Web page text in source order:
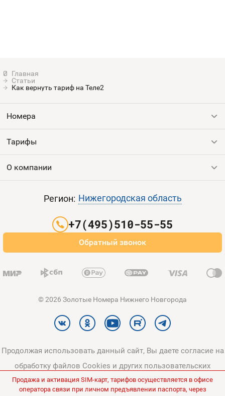
Статьи
Как вернуть тариф на Теле2
Номера
Все номера
Тарифы
Выгодные тарифы
О компании
Оплата и доставка
Регион: Нижегородская область
+7(495)510-55-55
Обратный звонок
© 2026 Золотые Номера Нижнего Новгорода
Продолжая использовать данный сайт, Вы даете согласие на
обработку файлов Cookies и других пользовательских
данных, в соответствии сПолитикой конфиденциальности
Продажа и активация SIM-карт, тарифов осуществляется в офисе
оператора связи при личном предъявлении паспорта, через